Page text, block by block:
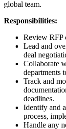
global team.
Responsibilities:
Review RFP
Lead and
deal
Collaborate
departments
Track and
deadlines.
Identify and
process,
Handle any